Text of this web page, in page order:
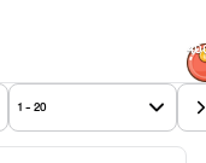
1 - 20